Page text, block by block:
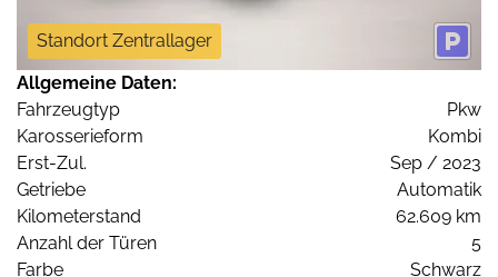
Standort Zentrallager
Allgemeine Daten:
Fahrzeugtyp
Pkw
Karosserieform
Kombi
Erst-Zul.
Sep / 2023
Getriebe
Automatik
Kilometerstand
62.609 km
Anzahl der Türen
5
Farbe
Schwarz